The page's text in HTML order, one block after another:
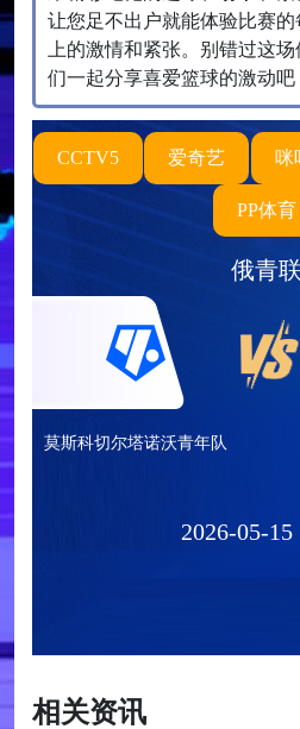
让您足不出户就能体验比赛
上的激情和紧张。别错过这
们一起分享喜爱篮球的激动吧
CCTV5 爱奇艺 咪
PP体育
俄青联
莫斯科切尔塔诺沃青年队
2026-05-15
相关资讯